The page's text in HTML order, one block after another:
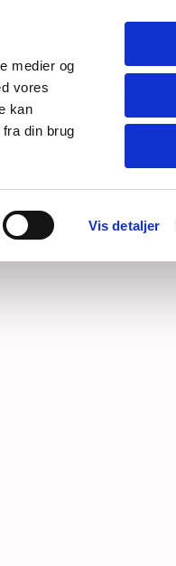
medier og
vores
kan
din brug
Vis detaljer